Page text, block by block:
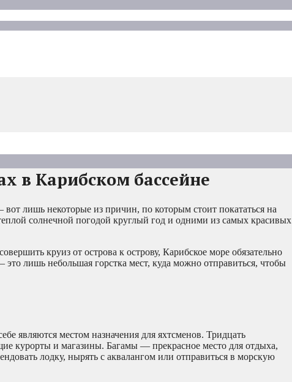
в Карибском бассейне
лишь некоторые из причин, по которым стоит покататься на
солнечной погодой круглый год и одними из самых красивых
круиз от острова к острову, Карибское море обязательно
лишь небольшая горстка мест, куда можно отправиться, чтобы
являются местом назначения для яхтсменов. Тридцать
курорты и магазины. Багамы — прекрасное место для отдыха,
лодку, нырять с аквалангом или отправиться в морскую